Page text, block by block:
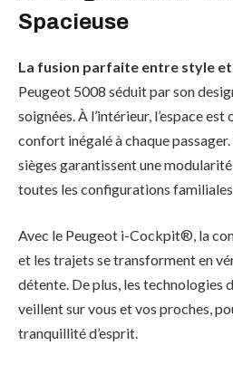
Spacieuse
La fusion parfaite entre style
Peugeot 5008 séduit par son
soignées. À l’intérieur, l’espace
confort inégalé à chaque
sièges garantissent une
toutes les configurations familiales.
Avec le Peugeot i-Cockpit®, la
et les trajets se transforment en
détente. De plus, les technologies
veillent sur vous et vos proches,
tranquillité d’esprit.